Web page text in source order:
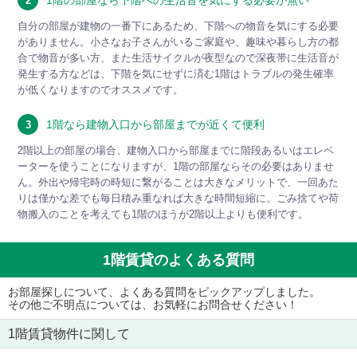
自分の部屋が建物の一番下にあるため、下階への物音を気にする必要
がありません。小さなお子さんがいるご家庭や、趣味や暮らし方の都
合で物音が多い方、また生活サイクルが夜型なので深夜帯に生活音が
発生する方などは、下階を気にせずに済む1階はトラブルの発生確率
が低くなりますのでオススメです。
3 1階なら建物入口から部屋までが近くて便利
2階以上の部屋の場合、建物入口から部屋までに階段あるいはエレベ
ーターを使うことになりますが、1階の部屋ならその必要はありませ
ん。外出や帰宅時の時短に繋がることは大きなメリットで、一回あた
りは僅かな差でも毎日積み重なれば大きな時間短縮に。ごみ捨てや荷
物搬入のことを考えても1階のほうが2階以上よりも便利です。
1階賃貸のよくある質問
お部屋探しについて、よくある質問をピックアップしました。
その他ご不明点については、お気軽にお問合せください！
1階賃貸物件に関して